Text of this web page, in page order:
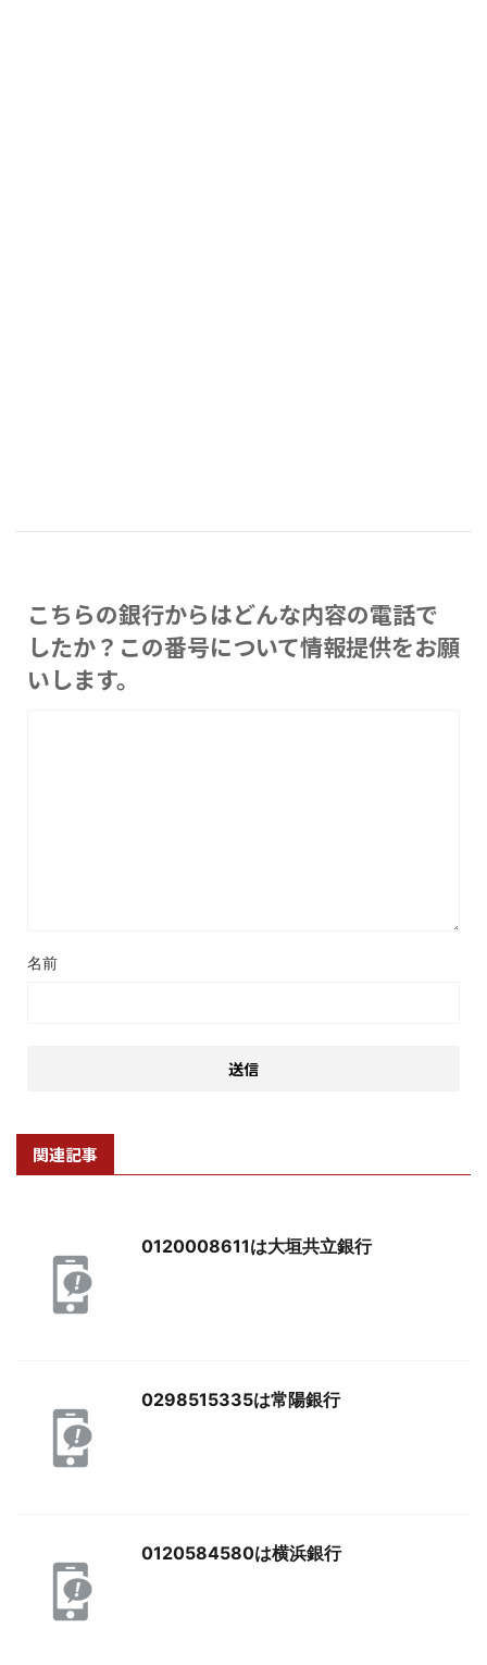
こちらの銀行からはどんな内容の電話で
したか？この番号について情報提供をお願
いします。
名前
関連記事
0120008611は大垣共立銀行
0298515335は常陽銀行
0120584580は横浜銀行